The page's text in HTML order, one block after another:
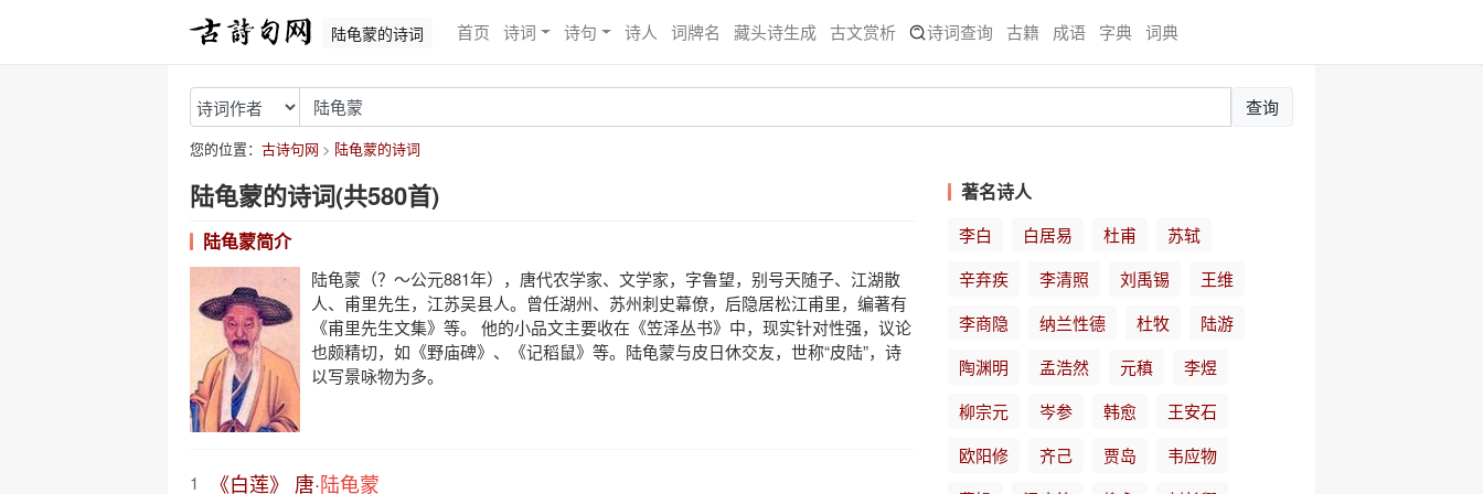
陆龟蒙的诗词 首页 诗词 诗句 诗人 词牌名 藏头诗生成 古文赏析 诗词查询 古籍 成语 字典 词典
查询
您的位置： 古诗句网 陆龟蒙的诗词
陆龟蒙的诗词(共580首)
陆龟蒙简介
陆龟蒙（？～公元881年），唐代农学家、文学家，字鲁望，别号天随子、江湖散
人、甫里先生，江苏吴县人。曾任湖州、苏州刺史幕僚，后隐居松江甫里，编著有
《甫里先生文集》等。 他的小品文主要收在《笠泽丛书》中，现实针对性强，议论
也颇精切，如《野庙碑》、《记稻鼠》等。陆龟蒙与皮日休交友，世称“皮陆”，诗
以写景咏物为多。
1 《白莲》 唐·陆龟蒙
著名诗人
李白 白居易 杜甫
苏轼
辛弃疾
李清照 刘禹锡
王维
李商隐
纳兰性德 杜牧
陆游
陶渊明
孟浩然 元稹
李煜
柳宗元
岑参 韩愈
王安石
欧阳修
齐己 贾岛
韦应物